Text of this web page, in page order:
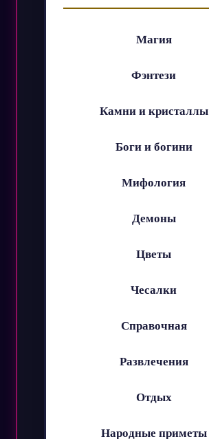
Магия
Фэнтези
Камни и кристаллы
Боги и богини
Мифология
Демоны
Цветы
Чесалки
Справочная
Развлечения
Отдых
Народные приметы